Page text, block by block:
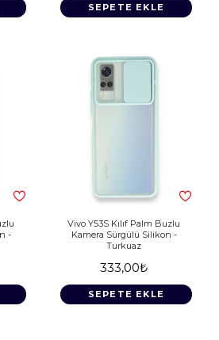
SEPETE EKLE
-
Vivo Y53S Kılıf Palm Buzlu
Kamera Sürgülü Silikon -
Turkuaz
333,00₺
SEPETE EKLE